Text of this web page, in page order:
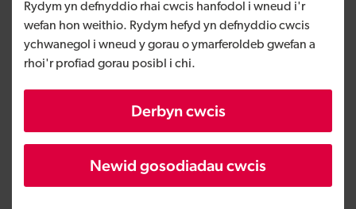
Rydym yn defnyddio rhai cwcis hanfodol i wneud i'r
wefan hon weithio. Rydym hefyd yn defnyddio cwcis
ychwanegol i wneud y gorau o ymarferoldeb gwefan a
rhoi'r profiad gorau posibl i chi.
Derbyn cwcis
Newid gosodiadau cwcis
Luxstar
Rhanbarth De Cymru
Dechrau busnes
Maint BBaCh
O dan £100,000